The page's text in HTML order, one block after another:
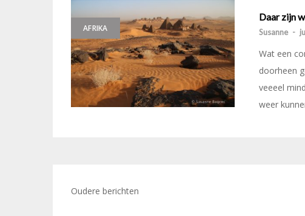
AFRIKA
Daar zijn
Susanne -
Wat een
doorheen
veeeel
weer
Berichtennavigatie
Oudere berichten